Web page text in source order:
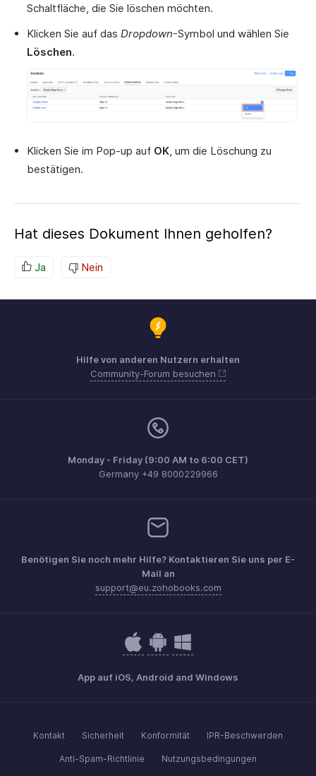
Schaltfläche, die Sie löschen möchten.
Klicken Sie auf das Dropdown-Symbol und wählen Sie
Löschen.
Klicken Sie im Pop-up auf OK, um die Löschung zu
bestätigen.
Hat dieses Dokument Ihnen geholfen?
Ja Nein
Hilfe von anderen Nutzern erhalten
Community-Forum besuchen
Monday - Friday (9:00 AM to 6:00 CET)
Germany +49 8000229966
Benötigen Sie noch mehr Hilfe? Kontaktieren Sie uns per E-
Mail an
support@eu.zohobooks.com
App auf iOS, Android and Windows
Kontakt Sicherheit Konformität IPR-Beschwerden
Anti-Spam-Richtlinie Nutzungsbedingungen